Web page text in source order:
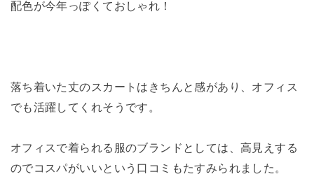
配色が今年っぽくておしゃれ！
落ち着いた丈のスカートはきちんと感があり、 オフィス
でも活躍してくれそうです。
オフィスで着られる服のブランドとしては、高見えする
のでコスパがいいという口コミもたすみられました。